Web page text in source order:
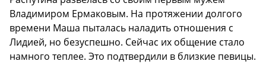
Владимиром Ермаковым. На протяжении долгого
времени Маша пыталась наладить отношения с
Лидией, но безуспешно. Сейчас их общение стало
намного теплее. Это подтвердили в близкие певицы.